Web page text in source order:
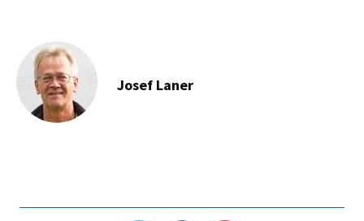
Josef Laner